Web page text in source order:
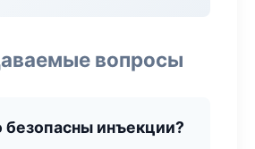
вопросы
безопасны инъекции?